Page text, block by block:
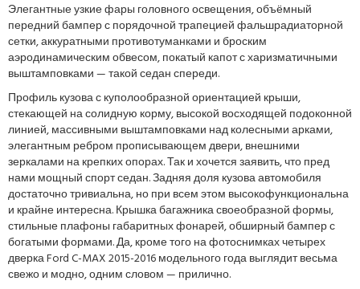
Элегантные узкие фары головного освещения, объёмный
передний бампер с порядочной трапецией фальшрадиаторной
сетки, аккуратными противотуманками и броским
аэродинамическим обвесом, покатый капот с харизматичными
выштамповками — такой седан спереди.
Профиль кузова с куполообразной ориентацией крыши,
стекающей на солидную корму, высокой восходящей подоконной
линией, массивными выштамповками над колесными арками,
элегантным ребром прописывающем двери, внешними
зеркалами на крепких опорах. Так и хочется заявить, что пред
нами мощный спорт седан. Задняя доля кузова автомобиля
достаточно тривиальна, но при всем этом высокофункциональна
и крайне интересна. Крышка багажника своеобразной формы,
стильные плафоны габаритных фонарей, обширный бампер с
богатыми формами. Да, кроме того на фотоснимках четырех
дверка Ford C-MAX 2015-2016 модельного года выглядит весьма
свежо и модно, одним словом — прилично.